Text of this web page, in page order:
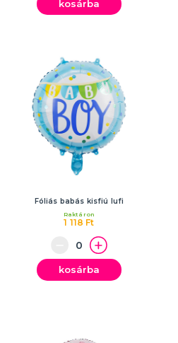
kosárba
Fóliás babás kisfiú lufi
1 118 Ft
Raktáron
kosárba